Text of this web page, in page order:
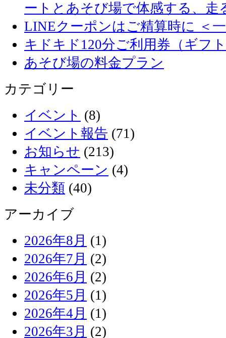
ートとあそび場で体感する、走
LINEクーポンはご精算時に ＜
キドキド120分ご利用券（ギフ
あそび場の料金プラン
カテゴリー
イベント (8)
イベント報告 (71)
お知らせ (213)
キャンペーン (4)
未分類 (40)
アーカイブ
2026年8月 (1)
2026年7月 (2)
2026年6月 (2)
2026年5月 (1)
2026年4月 (1)
2026年3月 (2)